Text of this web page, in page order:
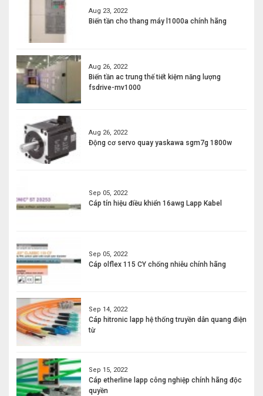
Aug 23, 2022
Biến tần cho thang máy l1000a chính hãng
Aug 26, 2022
Biến tần ac trung thế tiết kiệm năng lượng
fsdrive-mv1000
Aug 26, 2022
Động cơ servo quay yaskawa sgm7g 1800w
Sep 05, 2022
Cáp tín hiệu điều khiển 16awg Lapp Kabel
Sep 05, 2022
Cáp olflex 115 CY chống nhiễu chính hãng
Sep 14, 2022
Cáp hitronic lapp hệ thống truyền dẫn quang điện
từ
Sep 15, 2022
Cáp etherline lapp công nghiệp chính hãng độc
quyền